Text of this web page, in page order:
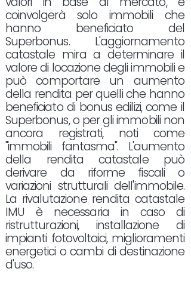
coinvolgerà solo immobili che
hanno beneficiato del
Superbonus. L'aggiornamento
catastale mira a determinare il
valore di locazione degli immobili e
può comportare un aumento
della rendita per quelli che hanno
beneficiato di bonus edilizi, come il
Superbonus, o per gli immobili non
ancora registrati, noti come
"immobili fantasma". L'aumento
della rendita catastale può
derivare da riforme fiscali o
variazioni strutturali dell'immobile.
La rivalutazione rendita catastale
IMU è necessaria in caso di
ristrutturazioni, installazione di
impianti fotovoltaici, miglioramenti
energetici o cambi di destinazione
d'uso.